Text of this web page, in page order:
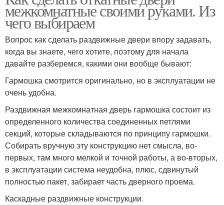
межкомнатные своими руками. Из
чего выбираем
Вопрос как сделать раздвижные двери впору задавать,
когда вы знаете, чего хотите, поэтому для начала
давайте разберемся, какими они вообще бывают:
Гармошка смотрится оригинально, но в эксплуатации не
очень удобна.
Раздвижная межкомнатная дверь гармошка состоит из
определенного количества соединенных петлями
секций, которые складываются по принципу гармошки.
Собирать вручную эту конструкцию нет смысла, во-
первых, там много мелкой и точной работы, а во-вторых,
в эксплуатации система неудобна, плюс, сдвинутый
полностью пакет, забирает часть дверного проема.
Каскадные раздвижные конструкции.